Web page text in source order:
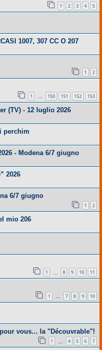
1 2 3 4 5
1007, 307 CC O 207
1 2
1 … 150 151 152 153
(TV) - 12 luglio 2026
perchim
- Modena 6/7 giugno
2026
6/7 giugno
1 2
mio 206
1 8 9 10 11
1 … 7 8 9 10
vous... la "Découvrable"!
1 4 5 6 7